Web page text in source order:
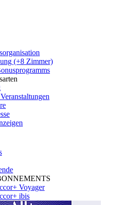
(+8 Zimmer)
Voyager
ibis